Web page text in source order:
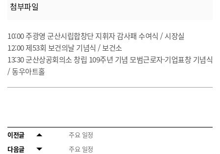
첨부파일
10:00 주광영 군산시립합창단 지휘자 감사패 수여식 / 시장실
12:00 제53회 보건의날 기념식 / 보건소
13:30 군산상공회의소 창립 109주년 기념 모범근로자·기업표창 기념식
/ 동우아트홀
이전글
주요 일정
다음글
주요 일정